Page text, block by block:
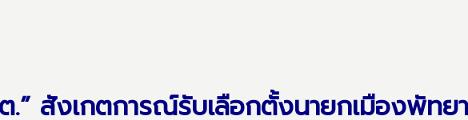
.” สังเกตการณ์รับเลือกตั้งนายกเมืองพัทยา